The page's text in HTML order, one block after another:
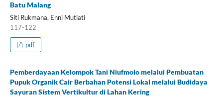
Batu Malang
Siti Rukmana, Enni Mutiati
117-122
pdf
Pemberdayaan Kelompok Tani Niufmolo melalui Pembuatan
Pupuk Organik Cair Berbahan Potensi Lokal melalui Budidaya
Sayuran Sistem Vertikultur di Lahan Kering